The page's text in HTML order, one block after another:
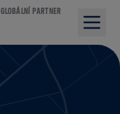
GLOBÁLNÍ PARTNER